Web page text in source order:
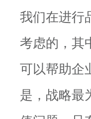
我们在进行
考虑的，其
可以帮助企
是，战略最